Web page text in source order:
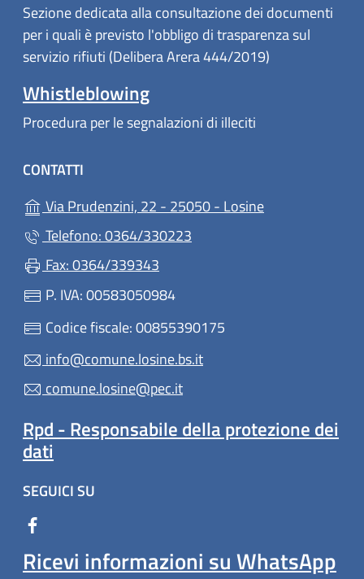
Sezione dedicata alla consultazione dei documenti
per i quali è previsto l'obbligo di trasparenza sul
servizio rifiuti (Delibera Arera 444/2019)
Whistleblowing
Procedura per le segnalazioni di illeciti
CONTATTI
Via Prudenzini, 22 - 25050 - Losine(apre in un'altra
Telefono: 0364/330223
Fax: 0364/339343
P. IVA: 00583050984
Codice fiscale: 00855390175
info@comune.losine.bs.it
comune.losine@pec.it
Rpd - Responsabile della protezione dei
dati
SEGUICI SU
Ricevi informazioni su WhatsApp